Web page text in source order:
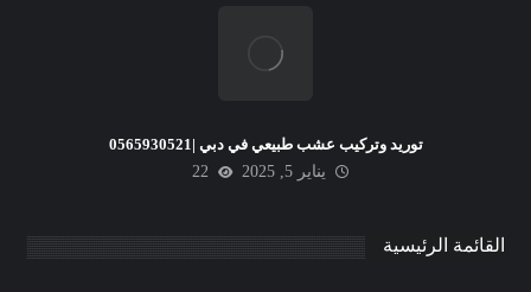
توريد وتركيب عشب طبيعي في دبي |0565930521
يناير 5, 2025
22
القائمة الرئيسية